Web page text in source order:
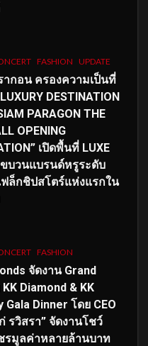
FASHION UPDATE
ากอน ครองความเป็นที่
DESTINATION
PARAGON THE
OPENING
เปิดพื้นที่ LUXE
ขบวนแบรนด์หรูระดับ
ล็กชิปสโตร์แห่งแรกใน
FASHION
จัดงาน Grand
Diamond & KK
Gala Dinner โดย CEO
รวิสรา” จัดงานโชว์
รมูลค่าหลายล้านบาท